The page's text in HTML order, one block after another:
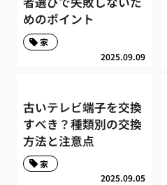
めのポイント
2025.09.09
家
古いテレビ端子を交換
すべき？種類別の交換
方法と注意点
2025.09.05
家